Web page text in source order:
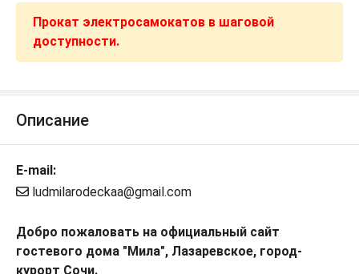
Прокат электросамокатов в шаговой
доступности.
Описание
E-mail:
ludmilarodeckaa@gmail.com
Добро пожаловать на официальный сайт
гостевого дома "Мила", Лазаревское, город-
курорт Сочи.